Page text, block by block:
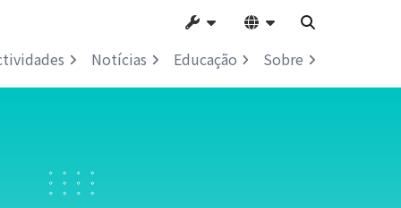
Notícias Educação Sobre